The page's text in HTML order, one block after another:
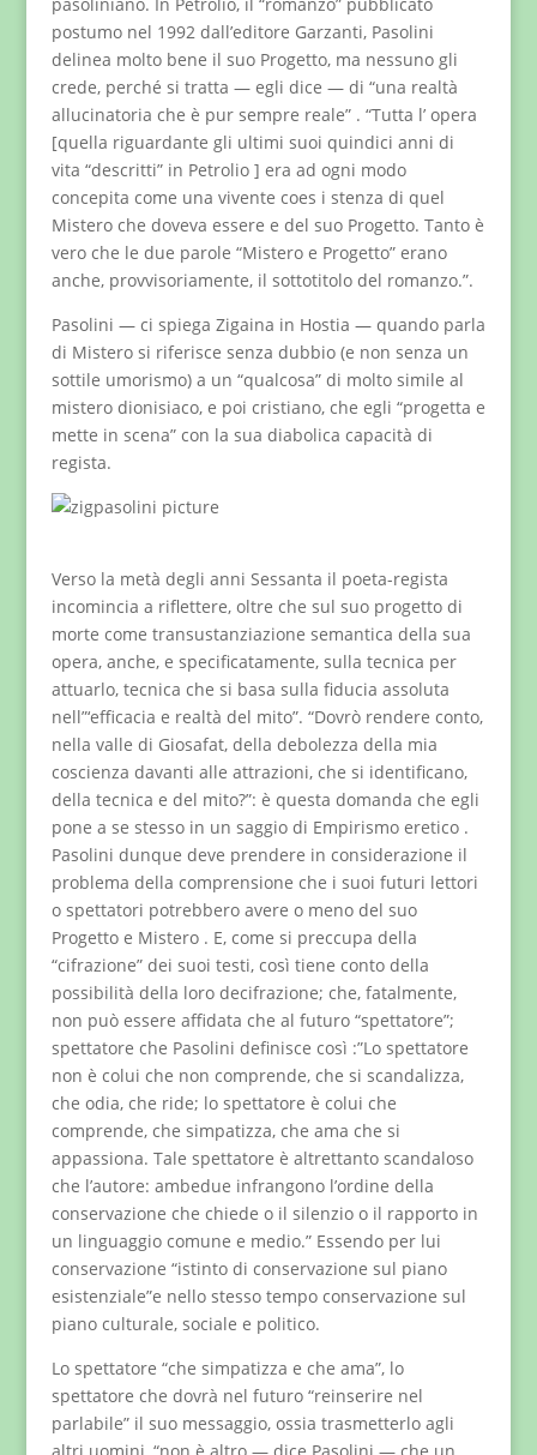
postumo nel 1992 dall’editore Garzanti, Pasolini
delinea molto bene il suo Progetto, ma nessuno gli
crede, perché si tratta — egli dice — di “una realtà
allucinatoria che è pur sempre reale” . “Tutta l’ opera
[quella riguardante gli ultimi suoi quindici anni di
vita “descritti” in Petrolio ] era ad ogni modo
concepita come una vivente coes i stenza di quel
Mistero che doveva essere e del suo Progetto. Tanto è
vero che le due parole “Mistero e Progetto” erano
anche, provvisoriamente, il sottotitolo del romanzo.”.
Pasolini — ci spiega Zigaina in Hostia — quando parla
di Mistero si riferisce senza dubbio (e non senza un
sottile umorismo) a un “qualcosa” di molto simile al
mistero dionisiaco, e poi cristiano, che egli “progetta e
mette in scena” con la sua diabolica capacità di
regista.
Verso la metà degli anni Sessanta il poeta-regista
incomincia a riflettere, oltre che sul suo progetto di
morte come transustanziazione semantica della sua
opera, anche, e specificatamente, sulla tecnica per
attuarlo, tecnica che si basa sulla fiducia assoluta
nell”‘efficacia e realtà del mito”. “Dovrò rendere conto,
nella valle di Giosafat, della debolezza della mia
coscienza davanti alle attrazioni, che si identificano,
della tecnica e del mito?”: è questa domanda che egli
pone a se stesso in un saggio di Empirismo eretico .
Pasolini dunque deve prendere in considerazione il
problema della comprensione che i suoi futuri lettori
o spettatori potrebbero avere o meno del suo
Progetto e Mistero . E, come si preccupa della
“cifrazione” dei suoi testi, così tiene conto della
possibilità della loro decifrazione; che, fatalmente,
non può essere affidata che al futuro “spettatore”;
spettatore che Pasolini definisce così :”Lo spettatore
non è colui che non comprende, che si scandalizza,
che odia, che ride; lo spettatore è colui che
comprende, che simpatizza, che ama che si
appassiona. Tale spettatore è altrettanto scandaloso
che l’autore: ambedue infrangono l’ordine della
conservazione che chiede o il silenzio o il rapporto in
un linguaggio comune e medio.” Essendo per lui
conservazione “istinto di conservazione sul piano
esistenziale”e nello stesso tempo conservazione sul
piano culturale, sociale e politico.
Lo spettatore “che simpatizza e che ama”, lo
spettatore che dovrà nel futuro “reinserire nel
parlabile” il suo messaggio, ossia trasmetterlo agli